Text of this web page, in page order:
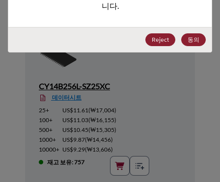
CY14B256L-SZ25XC
데이터시트
25+
US$11.61(₩17,004)
100+
US$11.03(₩16,155)
500+
US$10.45(₩15,305)
1000+
US$9.87(₩14,456)
10000+ US$9.29(₩13,606)
재고 보유: 757
니다.
Reject 동의